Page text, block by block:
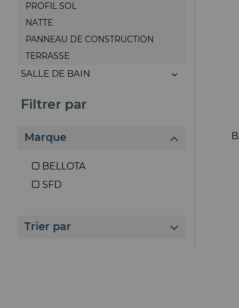
PROFIL SOL
NATTE
PANNEAU DE CONSTRUCTION
TERRASSE
SALLE DE BAIN
Filtrer par
Marque
BELLOTA
SFD
Trier par